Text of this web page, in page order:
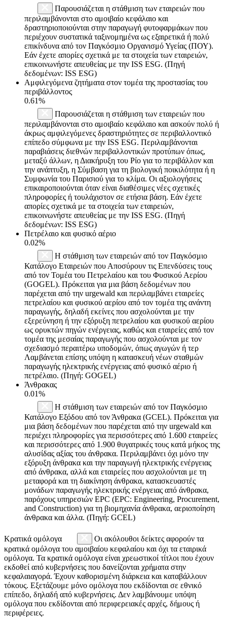
Παρουσιάζεται η στάθμιση των εταιρειών που
περιλαμβάνονται στο αμοιβαίο κεφάλαιο και
δραστηριοποιούνται στην παραγωγή φυτοφαρμάκων που
περιέχουν συστατικά ταξινομημένα ως εξαιρετικά ή πολύ
επικίνδυνα από τον Παγκόσμιο Οργανισμό Υγείας (ΠΟΥ).
Εάν έχετε απορίες σχετικά με τα στοιχεία των εταιρειών,
επικοινωνήστε απευθείας με την ISS ESG. (Πηγή
δεδομένων: ISS ESG)
Αμφιλεγόμενα ζητήματα στον τομέα της προστασίας του
περιβάλλοντος
0.61%
Παρουσιάζεται η στάθμιση των εταιρειών που
περιλαμβάνονται στο αμοιβαίο κεφάλαιο και ασκούν πολύ ή
άκρως αμφιλεγόμενες δραστηριότητες σε περιβαλλοντικό
επίπεδο σύμφωνα με την ISS ESG. Περιλαμβάνονται
παραβιάσεις διεθνών περιβαλλοντικών προτύπων όπως,
μεταξύ άλλων, η Διακήρυξη του Ρίο για το περιβάλλον και
την ανάπτυξη, η Σύμβαση για τη βιολογική ποικιλότητα ή η
Συμφωνία του Παρισιού για το κλίμα. Οι αξιολογήσεις
επικαιροποιούνται όταν είναι διαθέσιμες νέες σχετικές
πληροφορίες ή τουλάχιστον σε ετήσια βάση. Εάν έχετε
απορίες σχετικά με τα στοιχεία των εταιρειών,
επικοινωνήστε απευθείας με την ISS ESG. (Πηγή
δεδομένων: ISS ESG)
Πετρέλαιο και φυσικό αέριο
0.02%
Η στάθμιση των εταιρειών από τον Παγκόσμιο
Κατάλογο Εταιρειών που Αποσύρουν τις Επενδύσεις τους
από τον Τομέα του Πετρελαίου και του Φυσικού Αερίου
(GOGEL). Πρόκειται για μια βάση δεδομένων που
παρέχεται από την urgewald και περιλαμβάνει εταιρείες
πετρελαίου και φυσικού αερίου από τον τομέα της ανάντη
παραγωγής, δηλαδή εκείνες που ασχολούνται με την
εξερεύνηση ή την εξόρυξη πετρελαίου και φυσικού αερίου
ως ορυκτών πηγών ενέργειας, καθώς και εταιρείες από τον
τομέα της μεσαίας παραγωγής που ασχολούνται με τον
σχεδιασμό περαιτέρω υποδομών, όπως αγωγών ή τερ
Λαμβάνεται επίσης υπόψη η κατασκευή νέων σταθμών
παραγωγής ηλεκτρικής ενέργειας από φυσικό αέριο ή
πετρέλαιο. (Πηγή: GOGEL)
Άνθρακας
0.01%
Η στάθμιση των εταιρειών από τον Παγκόσμιο
Κατάλογο Εξόδου από τον Άνθρακα (GCEL). Πρόκειται για
μια βάση δεδομένων που παρέχεται από την urgewald και
περιέχει πληροφορίες για περισσότερες από 1.600 εταιρείες
και περισσότερες από 1.900 θυγατρικές τους κατά μήκος της
αλυσίδας αξίας του άνθρακα. Περιλαμβάνει όχι μόνο την
εξόρυξη άνθρακα και την παραγωγή ηλεκτρικής ενέργειας
από άνθρακα, αλλά και εταιρείες που ασχολούνται με τη
μεταφορά και τη διακίνηση άνθρακα, κατασκευαστές
μονάδων παραγωγής ηλεκτρικής ενέργειας από άνθρακα,
παρόχους υπηρεσιών EPC (EPC: Engineering, Procurement,
and Construction) για τη βιομηχανία άνθρακα, αεριοποίηση
άνθρακα και άλλα. (Πηγή: GCEL)
Κρατικά ομόλογα
Οι ακόλουθοι δείκτες αφορούν τα
κρατικά ομόλογα του αμοιβαίου κεφαλαίου και όχι τα εταιρικά
ομόλογα. Τα κρατικά ομόλογα είναι χρεωστικοί τίτλοι που έχουν
εκδοθεί από κυβερνήσεις που δανείζονται χρήματα στην
κεφαλαιαγορά. Έχουν καθορισμένη διάρκεια και καταβάλλουν
τόκους. Εξετάζουμε μόνο ομόλογα που εκδίδονται σε εθνικό
επίπεδο, δηλαδή από κυβερνήσεις. Δεν λαμβάνουμε υπόψη
ομόλογα που εκδίδονται από περιφερειακές αρχές, δήμους ή
περιφέρειες.